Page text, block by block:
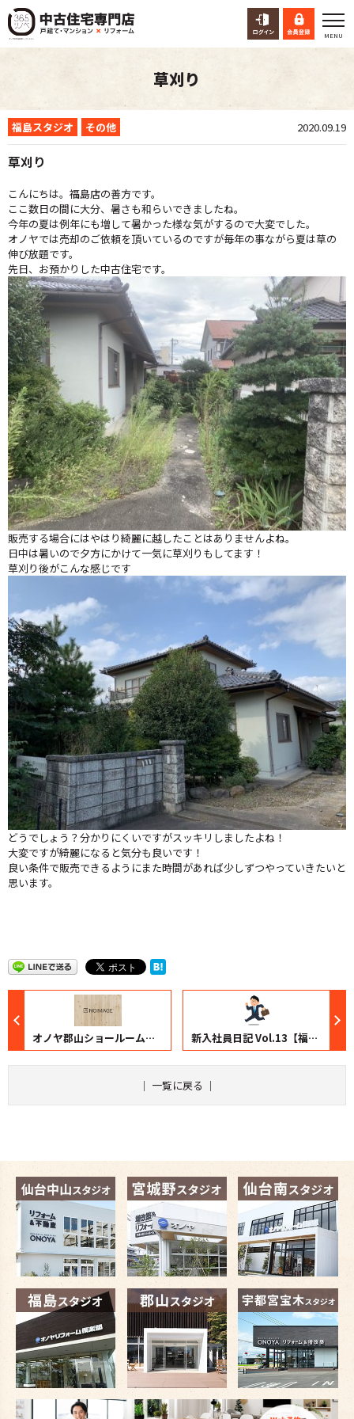
草刈り
福島スタジオ その他 2020.09.19
草刈り
こんにちは。福島店の善方です。
ここ数日の間に大分、暑さも和らいできましたね。
今年の夏は例年にも増して暑かった様な気がするので大変でした。
オノヤでは売却のご依頼を頂いているのですが毎年の事ながら夏は草の
伸び放題です。
先日、お預かりした中古住宅です。
販売する場合にはやはり綺麗に越したことはありませんよね。
日中は暑いので夕方にかけて一気に草刈りもしてます！
草刈り後がこんな感じです
どうでしょう？分かりにくいですがスッキリしましたよね！
大変ですが綺麗になると気分も良いです！
良い条件で販売できるようにまた時間があれば少しずつやっていきたいと
思います。
オノヤ郡山ショールームは駐車場に困りません！ 新入社員日記 Vol.13【福島店】
｜ 一覧に戻る ｜